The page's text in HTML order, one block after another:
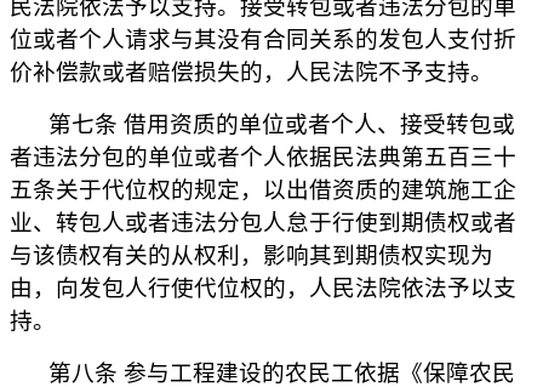
民法院依法予以支持。接受转包或者违法分包的单
位或者个人请求与其没有合同关系的发包人支付折
价补偿款或者赔偿损失的，人民法院不予支持。
第七条 借用资质的单位或者个人、接受转包或
者违法分包的单位或者个人依据民法典第五百三十
五条关于代位权的规定，以出借资质的建筑施工企
业、转包人或者违法分包人怠于行使到期债权或者
与该债权有关的从权利，影响其到期债权实现为
由，向发包人行使代位权的，人民法院依法予以支
持。
第八条 参与工程建设的农民工依据《保障农民